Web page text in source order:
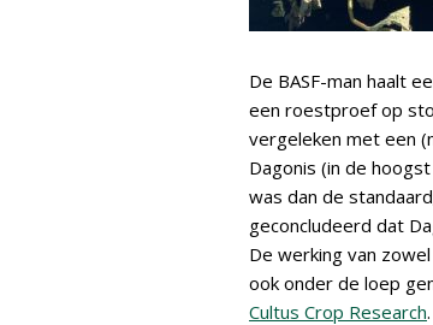
De BASF-man haalt
een roestproef op
vergeleken met een
Dagonis (in de
was dan de
geconcludeerd dat
De werking van
ook onder de loep
Cultus Crop Research